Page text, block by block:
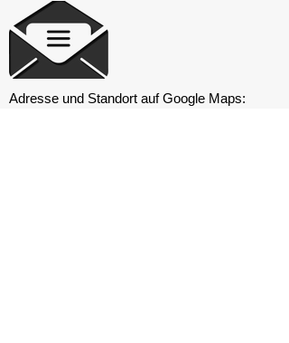
Adresse und Standort auf Google Maps: